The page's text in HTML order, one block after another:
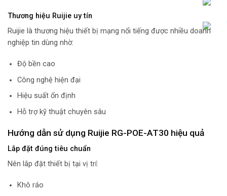
Thương hiệu Ruijie uy tín
Ruijie là thương hiệu thiết bị mạng nổi tiếng được nhiều doanh
nghiệp tin dùng nhờ:
Độ bền cao
Công nghệ hiện đại
Hiệu suất ổn định
Hỗ trợ kỹ thuật chuyên sâu
Hướng dẫn sử dụng Ruijie RG-POE-AT30 hiệu quả
Lắp đặt đúng tiêu chuẩn
Nên lắp đặt thiết bị tại vị trí:
Khô ráo